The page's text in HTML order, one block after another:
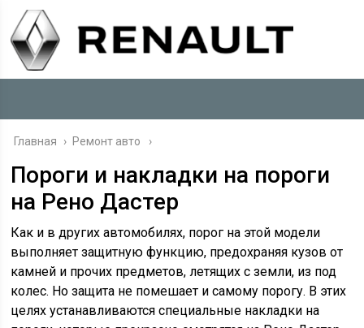
Главная › Ремонт авто
Пороги и накладки на пороги
на Рено Дастер
Как и в других автомобилях, порог на этой модели
выполняет защитную функцию, предохраняя кузов от
камней и прочих предметов, летящих с земли, из под
колес. Но защита не помешает и самому порогу. В этих
целях устанавливаются специальные накладки на